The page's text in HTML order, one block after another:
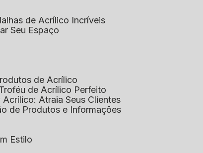
de Acrílico Incríveis
Seu Espaço
de Acrílico
de Acrílico Perfeito
Acrílico: Atraia Seus Clientes
de Produtos e Informações
Estilo